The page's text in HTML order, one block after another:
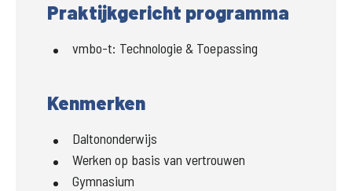
Praktijkgericht programma
vmbo-t: Technologie & Toepassing
Kenmerken
Daltononderwijs
Werken op basis van vertrouwen
Gymnasium